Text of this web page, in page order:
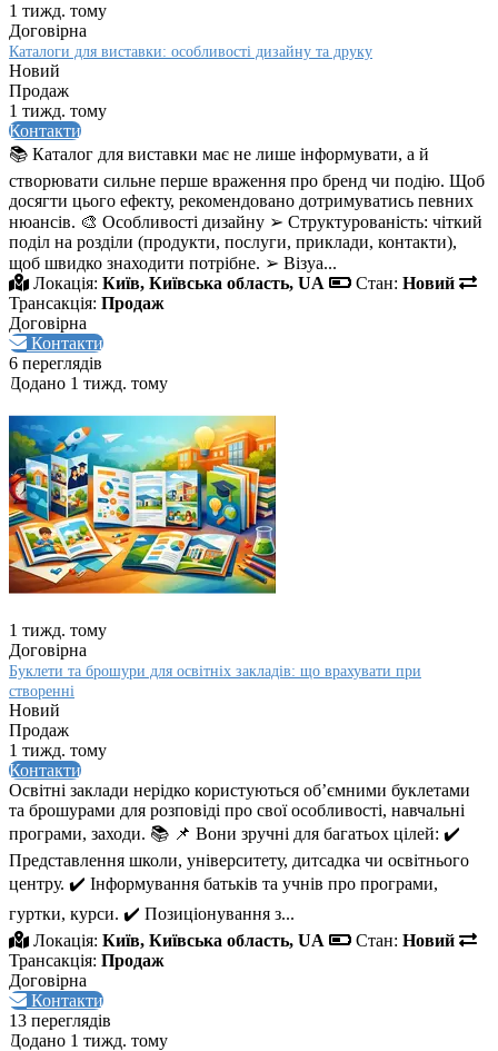
1 тижд. тому
Договірна
Каталоги для виставки: особливості дизайну та друку
Новий
Продаж
1 тижд. тому
Контакти
📚 Каталог для виставки має не лише інформувати, а й
створювати сильне перше враження про бренд чи подію. Щоб
досягти цього ефекту, рекомендовано дотримуватись певних
нюансів. 🎨 Особливості дизайну ➢ Структурованість: чіткий
поділ на розділи (продукти, послуги, приклади, контакти),
щоб швидко знаходити потрібне. ➢ Візуа...
Локація: Київ, Київська область, UA Стан: Новий
Трансакція: Продаж
Договірна
Контакти
6 переглядів
Додано 1 тижд. тому
1 тижд. тому
Договірна
Буклети та брошури для освітніх закладів: що врахувати при
створенні
Новий
Продаж
1 тижд. тому
Контакти
Освітні заклади нерідко користуються об’ємними буклетами
та брошурами для розповіді про свої особливості, навчальні
програми, заходи. 📚 📌 Вони зручні для багатьох цілей: ✔️
Представлення школи, університету, дитсадка чи освітнього
центру. ✔️ Інформування батьків та учнів про програми,
гуртки, курси. ✔️ Позиціонування з...
Локація: Київ, Київська область, UA Стан: Новий
Трансакція: Продаж
Договірна
Контакти
13 переглядів
Додано 1 тижд. тому